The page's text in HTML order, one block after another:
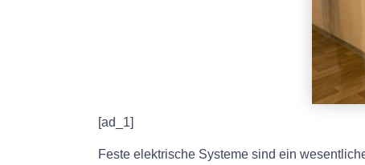
[ad_1]
Feste elektrische Systeme sind ein